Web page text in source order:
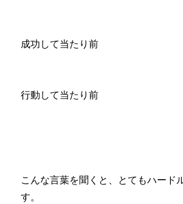
成功して当たり前
行動して当たり前
こんな言葉を聞くと、とてもハード
す。